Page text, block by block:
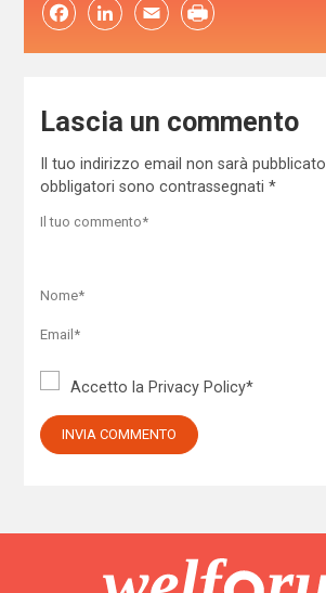
FacebookLinkedIn Email
Lascia un commento
Il tuo indirizzo email non sarà pubblicato.
obbligatori sono contrassegnati *
Accetto la Privacy Policy*